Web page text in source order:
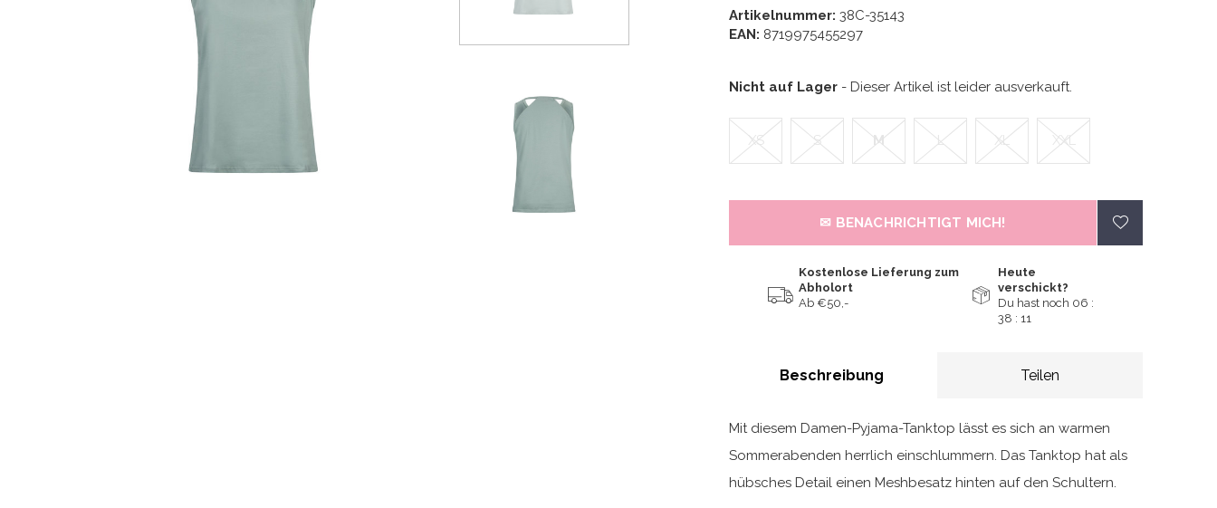
Artikelnummer: 38C-35143
EAN: 8719975455297
Nicht auf Lager - Dieser Artikel ist leider ausverkauft.
XS S M L XL XXL
✉ BENACHRICHTIGT MICH!
Kostenlose Lieferung zum
Abholort
Ab €50,-
Heute
verschickt?
Du hast noch 06 :
38 : 11
Beschreibung Teilen
Mit diesem Damen-Pyjama-Tanktop lässt es sich an warmen
Sommerabenden herrlich einschlummern. Das Tanktop hat als
hübsches Detail einen Meshbesatz hinten auf den Schultern.